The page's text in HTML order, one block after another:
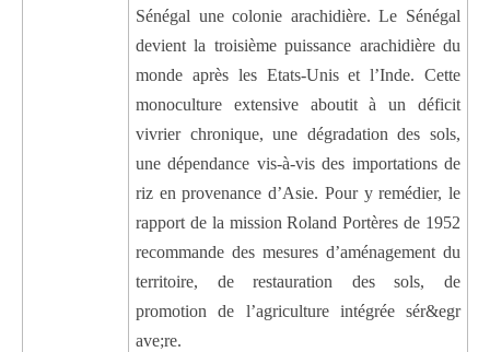
Sénégal une colonie arachidière. Le Sénégal
devient la troisième puissance arachidière du
monde après les Etats-Unis et l’Inde. Cette
monoculture extensive aboutit à un déficit
vivrier chronique, une dégradation des sols,
une dépendance vis-à-vis des importations de
riz en provenance d’Asie. Pour y remédier, le
rapport de la mission Roland Portères de 1952
recommande des mesures d’aménagement du
territoire, de restauration des sols, de
promotion de l’agriculture intégrée sér&egr
ave;re.